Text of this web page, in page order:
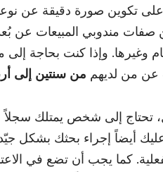
تكوين صورة دقيقة عن
صفات مندوبي المبيعات عن
وغيرها. وإذا كنت بحاجة
عن من لديهم من سنتين إلى
تحتاج إلى شخص يمتلك سجلاً
أيضاً إجراء بحثك بشكل جيّد
كما يجب أن تضع في